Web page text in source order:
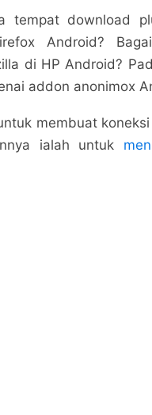
tempat download
Android?
di HP Android?
addon anonimox
membuat
ialah untuk